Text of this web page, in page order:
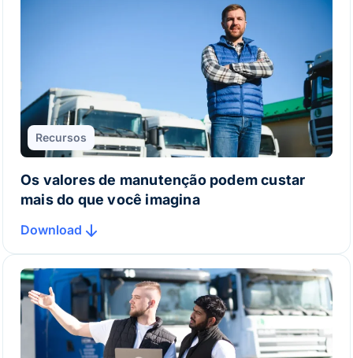
Recursos
Os valores de manutenção podem custar
mais do que você imagina
Download